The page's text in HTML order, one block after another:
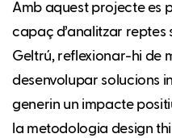
Amb aquest projecte es
capaç d’analitzar reptes
Geltrú, reflexionar-hi de
desenvolupar solucions
generin un impacte
la metodologia design